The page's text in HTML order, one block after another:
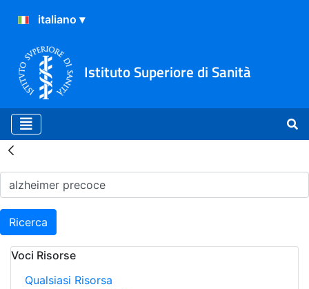
Istituto Superiore di Sanità
Risultati della Ricerca -
Ricerca
Voci Risorse
Qualsiasi Risorsa